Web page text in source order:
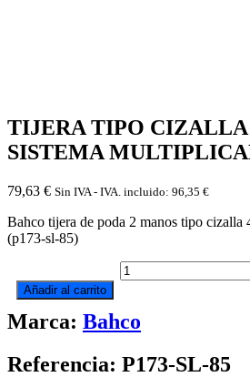
TIJERA TIPO CIZALLA
SISTEMA
79,63 € Sin IVA - IVA. incluido: 96,35 €
Bahco tijera de poda 2 manos tipo
(p173-sl-85)
TIJERA
TIPO
CON
SISTEMA
cantidad
Añadir al carrito
Marca: Bahco
Referencia: P173-SL-85